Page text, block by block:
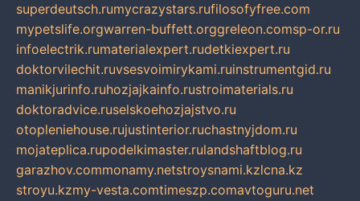
superdeutsch.rumycrazystars.rufilosofyfree.com
mypetslife.orgwarren-buffett.orggreleon.comsp-or.ru
infoelectrik.rumaterialexpert.rudetkiexpert.ru
doktorvilechit.ruvsesvoimirykami.ruinstrumentgid.ru
manikjurinfo.ruhozjajkainfo.rustroimaterials.ru
doktoradvice.ruselskoehozjajstvo.ru
otopleniehouse.rujustinterior.ruchastnyjdom.ru
mojateplica.rupodelkimaster.rulandshaftblog.ru
garazhov.commonamy.netstroysnami.kzlcna.kz
stroyu.kzmy-vesta.comtimeszp.comavtoguru.net